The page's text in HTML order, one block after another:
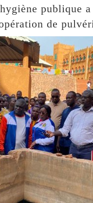
publique
de